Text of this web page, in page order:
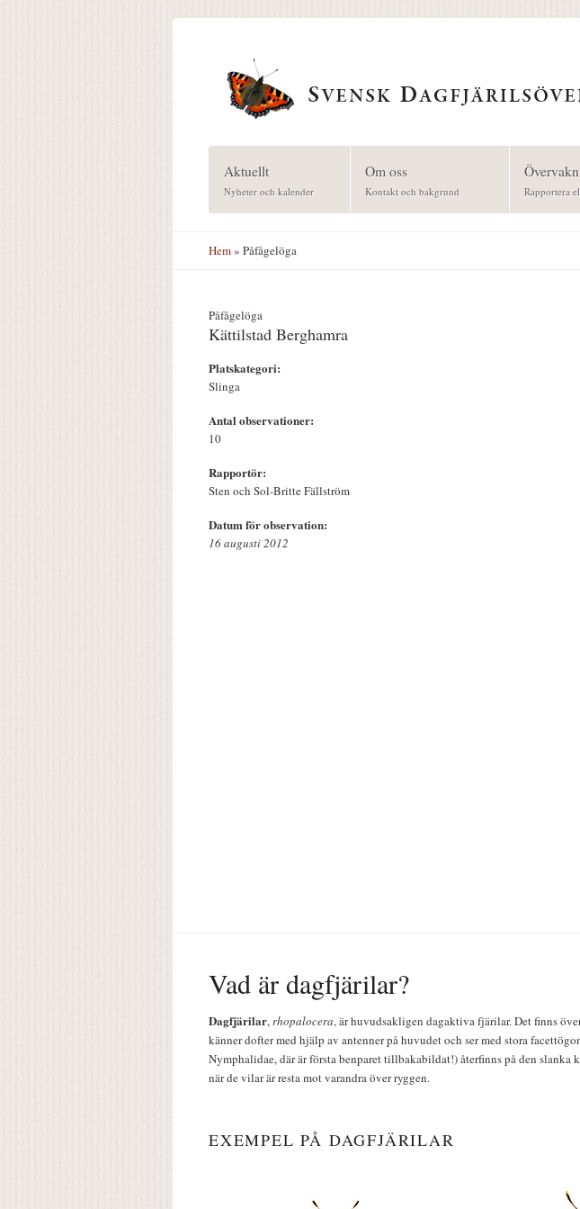
Aktuellt
Nyheter och kalender
Om oss
Kontakt och bakgrund Rapportera
Hem» Påfågelöga
Påfågelöga
Kättilstad Berghamra
Platskategori:
Slinga
Antal observationer:
10
Rapportör:
Sten och Sol-Britte Fällström
Datum för observation:
16 augusti 2012
Vad är dagfjärilar?
Dagfjärilar,rhopalocera, är huvudsakligen dagaktiva fjärilar. Det finns
känner dofter med hjälp av antenner på huvudet och ser med stora
Nymphalidae, där är första benparet tillbakabildat!) återfinns på den
när de vilar är resta mot varandra över ryggen.
EXEMPEL PÅ DAGFJÄRILAR